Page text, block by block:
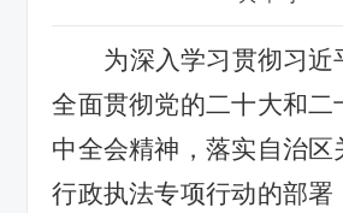
为深入学习贯彻习近
全面贯彻党的二十大和二
中全会精神，落实自治区
行政执法专项行动的部署